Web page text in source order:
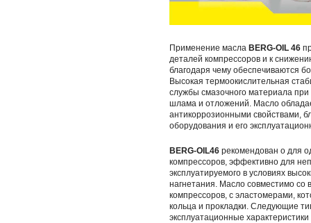
Применение масла BERG-OIL 46
деталей компрессоров и к
благодаря чему обеспечиваются
Высокая термоокислительная
службы смазочного материала
шлама и отложений. Масло
антикоррозионными свойствами,
оборудования и его
BERG-OIL46 рекомендован о для
компрессоров, эффективно для
эксплуатируемого в условиях
нагнетания. Масло совместимо
компрессоров, с эластомерами,
кольца и прокладки. Следующие
эксплуатационные